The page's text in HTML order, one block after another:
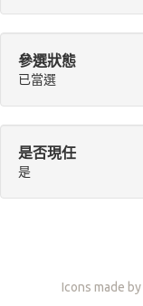
參選狀態
已當選
是否現任
是
Icons made by